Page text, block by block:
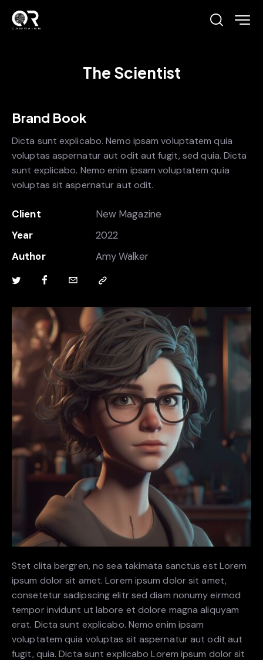
The Scientist
Brand Book
Dicta sunt explicabo. Nemo ipsam voluptatem quia
voluptas aspernatur aut odit aut fugit, sed quia. Dicta
sunt explicabo. Nemo enim ipsam voluptatem quia
voluptas sit aspernatur aut odit.
Client
New Magazine
Year
2022
Author
Amy Walker
Stet clita bergren, no sea takimata sanctus est Lorem
ipsum dolor sit amet. Lorem ipsum dolor sit amet,
consetetur sadipscing elitr sed diam nonumy eirmod
tempor invidunt ut labore et dolore magna aliquyam
erat. Dicta sunt explicabo. Nemo enim ipsam
voluptatem quia voluptas sit aspernatur aut odit aut
fugit, quia. Dicta sunt explicabo Lorem ipsum dolor sit